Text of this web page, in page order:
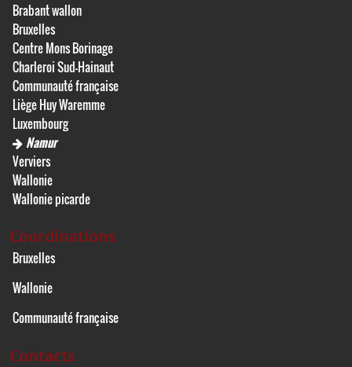
Brabant wallon
Bruxelles
Centre Mons Borinage
Charleroi Sud-Hainaut
Communauté française
Liège Huy Waremme
Luxembourg
Namur
Verviers
Wallonie
Wallonie picarde
Coordinations
Bruxelles
Wallonie
Communauté française
Contacts